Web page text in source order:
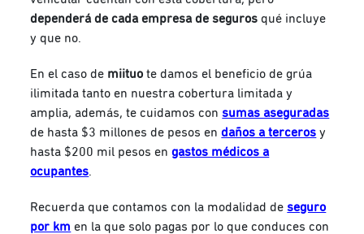
dependerá de cadaempresa de seguros qué incluye
y que no.
En el caso de miituo te damos el beneficio de grúa
ilimitada tanto en nuestra cobertura limitada y
amplia, además, te cuidamos con sumas aseguradas
de hasta $3 millones de pesos endaños a terceros y
hasta $200 mil pesos engastos médicos a
ocupantes.
Recuerda que contamos con la modalidad deseguro
por km en la que solo pagas por lo que conduces con